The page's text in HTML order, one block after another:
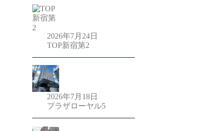
2026年7月24日
TOP新宿第2
2026年7月18日
プラザローヤル5